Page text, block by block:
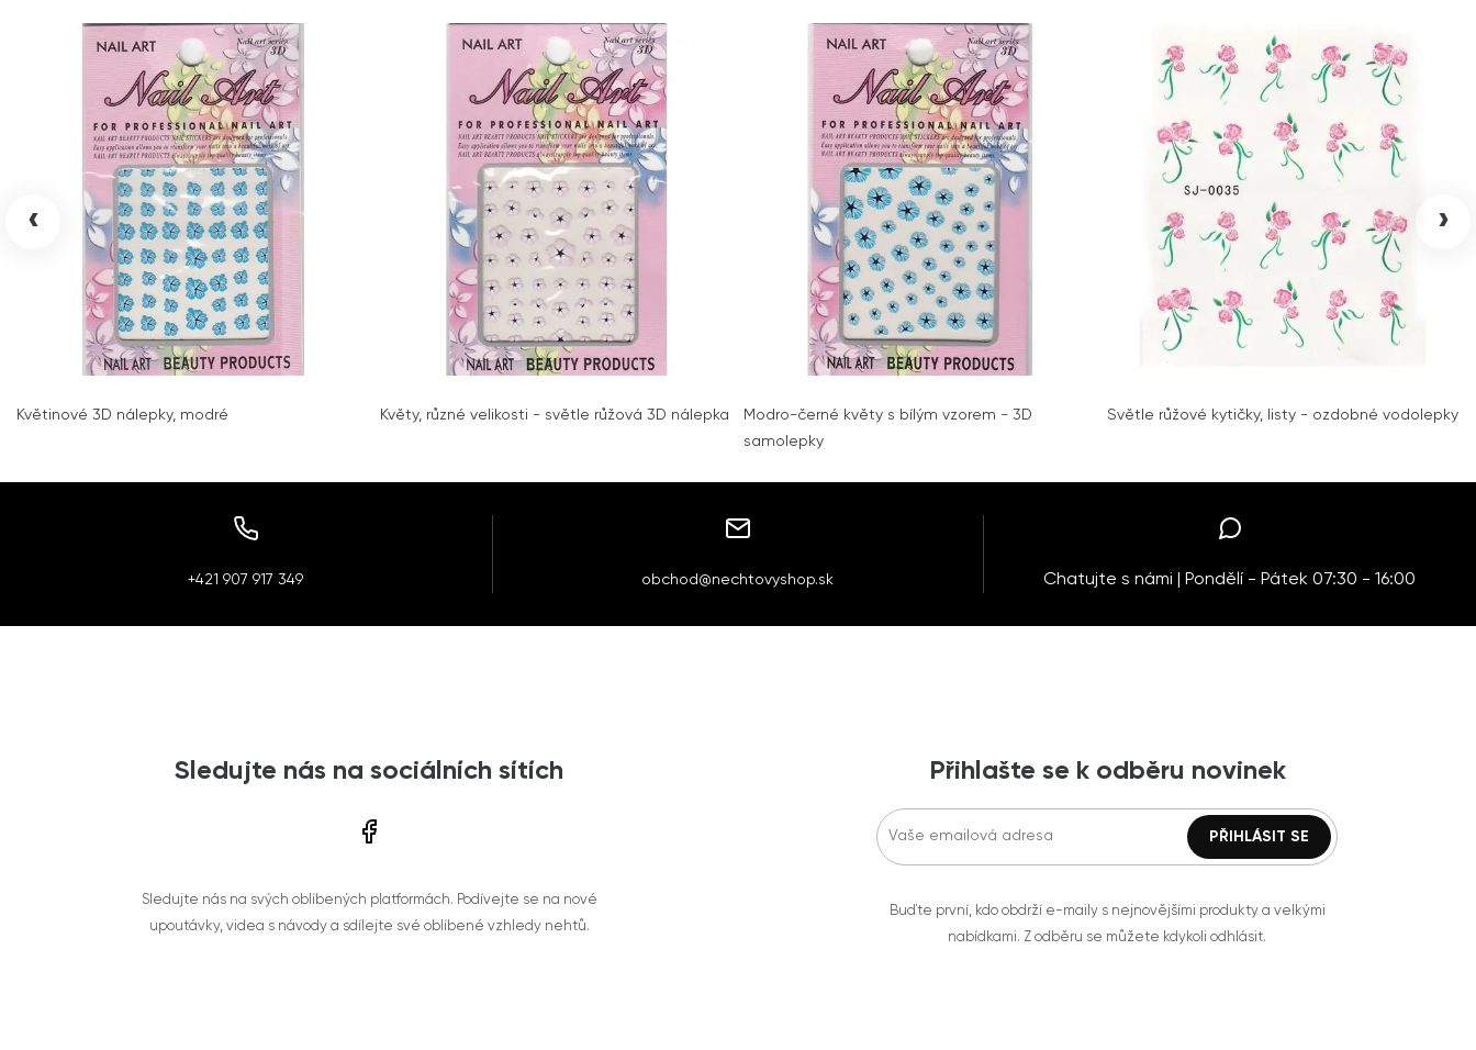
Květinové 3D nálepky, modré Květy, různé velikosti - světle růžová 3D nálepka
Modro-černé květy s bílým vzorem - 3D
samolepky
Světle růžové kytičky, listy - ozdobné vodolepky
‹ ›
+421 907 917 349 obchod@nechtovyshop.sk Chatujte s námi | Pondělí - Pátek 07:30 - 16:00
Sledujte nás na sociálních sítích
Sledujte nás na svých oblíbených platformách. Podívejte se na nové
upoutávky, videa s návody a sdílejte své oblíbené vzhledy nehtů.
Přihlašte se k odběru novinek
Buďte první, kdo obdrží e-maily s nejnovějšími produkty a velkými
nabídkami. Z odběru se můžete kdykoli odhlásit.